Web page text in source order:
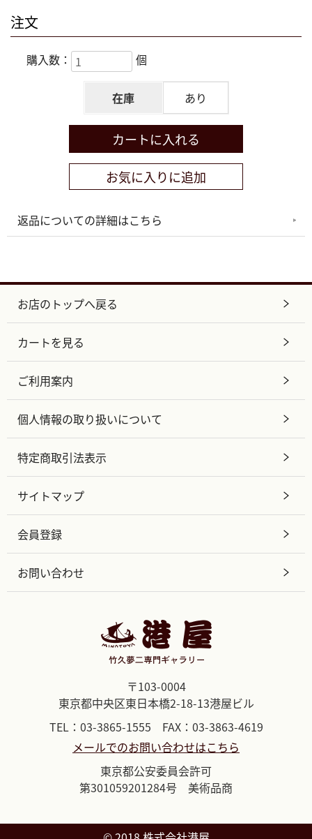
注文
購入数： 個
在庫 あり
返品についての詳細はこちら
お店のトップへ戻る
カートを見る
ご利用案内
個人情報の取り扱いについて
特定商取引法表示
サイトマップ
会員登録
お問い合わせ
〒103-0004
東京都中央区東日本橋2-18-13港屋ビル
TEL：03-3865-1555 FAX：03-3863-4619
メールでのお問い合わせはこちら
東京都公安委員会許可
第301059201284号 美術品商